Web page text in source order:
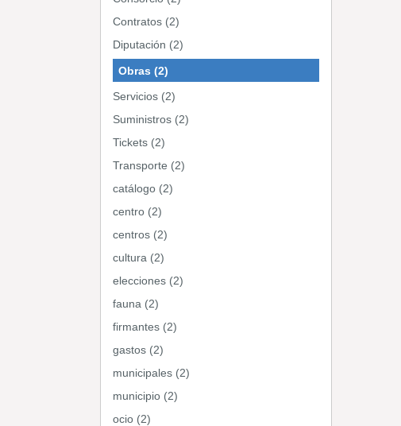
Contratos (2)
Diputación (2)
Obras (2)
Servicios (2)
Suministros (2)
Tickets (2)
Transporte (2)
catálogo (2)
centro (2)
centros (2)
cultura (2)
elecciones (2)
fauna (2)
firmantes (2)
gastos (2)
municipales (2)
municipio (2)
ocio (2)